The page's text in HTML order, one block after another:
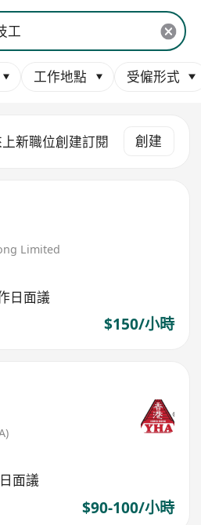
工作地點 受僱形式
新職位創建訂閱 創建
Limited
日面議
$150/小時
面議
$90-100/小時